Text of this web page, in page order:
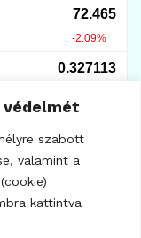
szabott
valamint a
kattintva